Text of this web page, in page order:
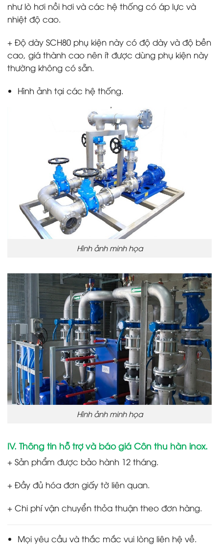
như lò hơi nồi hơi và các hệ thống có áp lực và
nhiệt độ cao.
+ Độ dày SCH80 phụ kiện này có độ dày và độ bền
cao, giá thành cao nên ít được dùng phụ kiện này
thường không có sẵn.
Hình ảnh tại các hệ thống.
Hình ảnh minh họa
Hình ảnh minh họa
IV. Thông tin hỗ trợ và báo giá Côn thu hàn inox.
+ Sản phẩm được bảo hành 12 tháng.
+ Đầy đủ hóa đơn giấy tờ liên quan.
+ Chi phí vận chuyển thỏa thuận theo đơn hàng.
Mọi yêu cầu và thắc mắc vui lòng liên hệ về.